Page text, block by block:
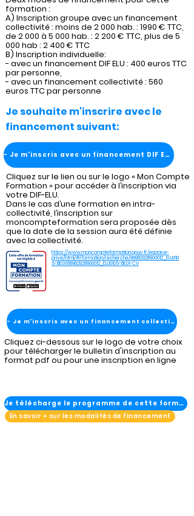
formation :
A) Inscription groupe avec un financement
collectivité : moins de 2 000 hab. : 1990 € TTC,
de 2 000 à 5 000 hab. : 2 200 € TTC, plus de 5
000 hab : 2 400 € TTC
B) Inscription individuelle:
- avec un financement DIF ELU : 400 euros TTC
par personne,
- avec un financement collectivité : 560
euros TTC par personne
Je souhaite m'inscrire avec le
financement suivant:
- Je m'inscris avec un financement DIF ELU
Cliquez sur le lien ou sur le logo « Mon Compte
Formation » pour accéder à l’inscription via
votre DIF-ELU.
Dans le cas d’une formation en intra-
collectivité, l’inscription sur
moncompteformation sera proposée dès
que la date de la session aura été définie
avec la collectivité.
https://www.moncompteformation.gouv.fr/espace-
prive/html/#/formation/recherche/88982928900012_ELU010
5-BE01/88982928900012_ELU0105-BE01-CV
- Je m'inscris avec un financement collectivité
Cliquez ci-dessous sur le logo de votre choix
pour télécharger le bulletin d'inscription au
format pdf ou pour une inscription en ligne
Je télécharge le programme de cette formation
En savoir + sur les modalités de financement